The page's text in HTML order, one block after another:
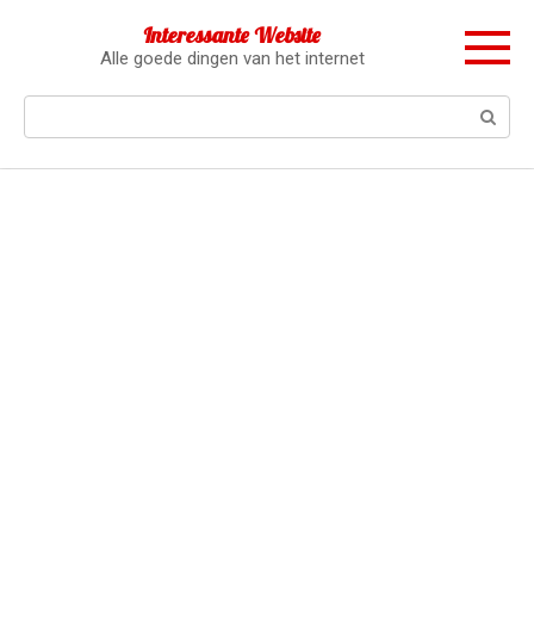
Interessante Website
Alle goede dingen van het internet